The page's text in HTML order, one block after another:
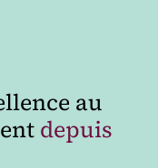
au
depuis